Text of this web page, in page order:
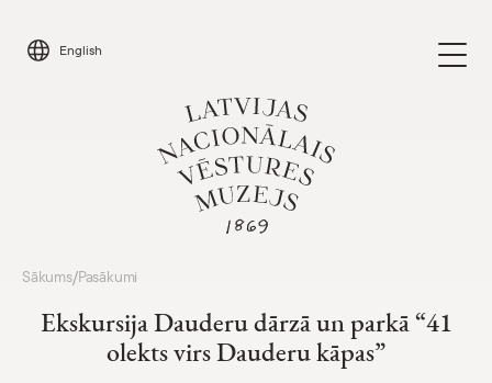
content
English
Apmeklēt
Kalendārs
Sākums/Pasākumi
Ekskursija Dauderu dārzā un parkā “41
olekts virs Dauderu kāpas”